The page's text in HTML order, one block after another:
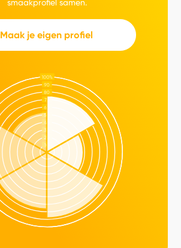
smaakprofiel samen.
Maak je eigen profiel